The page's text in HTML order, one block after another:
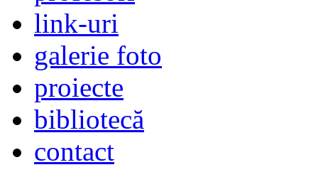
link-uri
galerie foto
proiecte
bibliotecă
contact